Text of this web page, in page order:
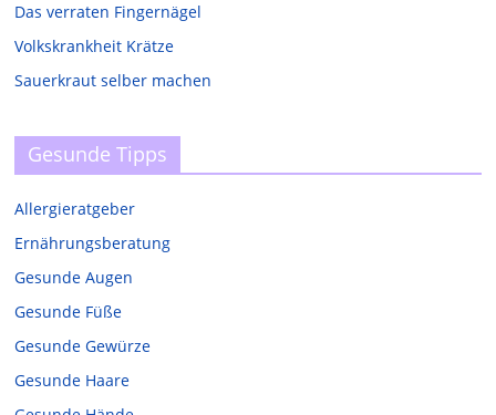
Das verraten Fingernägel
Volkskrankheit Krätze
Sauerkraut selber machen
Gesunde Tipps
Allergieratgeber
Ernährungsberatung
Gesunde Augen
Gesunde Füße
Gesunde Gewürze
Gesunde Haare